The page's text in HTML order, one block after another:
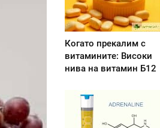
Когато прекалим с
витамините: Високи
нива на витамин Б12